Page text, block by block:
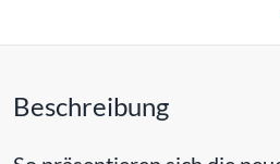
Beschreibung